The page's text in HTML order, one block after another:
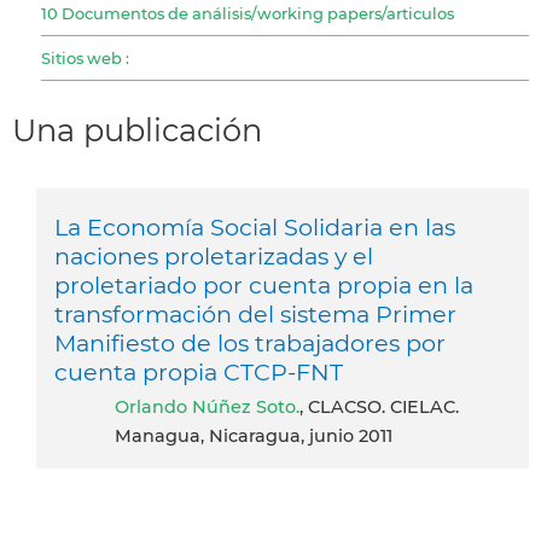
10 Documentos de análisis/working papers/articulos
Sitios web :
Una publicación
La Economía Social Solidaria en las
naciones proletarizadas y el
proletariado por cuenta propia en la
transformación del sistema Primer
Manifiesto de los trabajadores por
cuenta propia CTCP-FNT
Orlando Núñez Soto., CLACSO. CIELAC.
Managua, Nicaragua, junio 2011